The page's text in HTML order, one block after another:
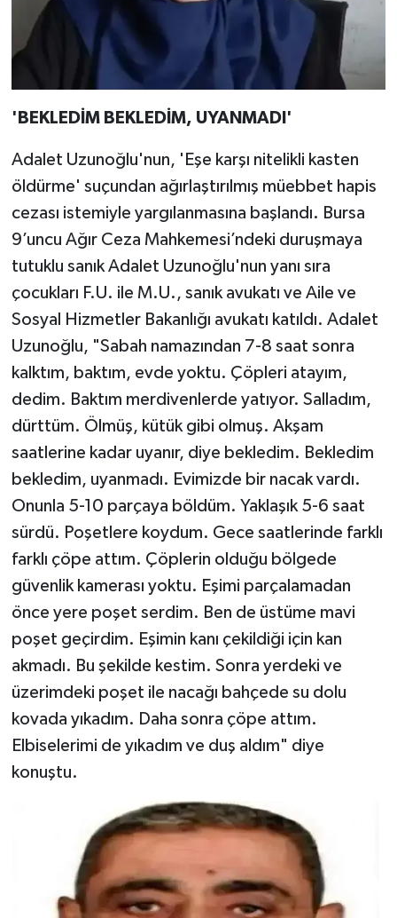
'BEKLEDİM BEKLEDİM, UYANMADI'
Adalet Uzunoğlu'nun, 'Eşe karşı nitelikli kasten
öldürme' suçundan ağırlaştırılmış müebbet hapis
cezası istemiyle yargılanmasına başlandı. Bursa
9’uncu Ağır Ceza Mahkemesi’ndeki duruşmaya
tutuklu sanık Adalet Uzunoğlu'nun yanı sıra
çocukları F.U. ile M.U., sanık avukatı ve Aile ve
Sosyal Hizmetler Bakanlığı avukatı katıldı. Adalet
Uzunoğlu, "Sabah namazından 7-8 saat sonra
kalktım, baktım, evde yoktu. Çöpleri atayım,
dedim. Baktım merdivenlerde yatıyor. Salladım,
dürttüm. Ölmüş, kütük gibi olmuş. Akşam
saatlerine kadar uyanır, diye bekledim. Bekledim
bekledim, uyanmadı. Evimizde bir nacak vardı.
Onunla 5-10 parçaya böldüm. Yaklaşık 5-6 saat
sürdü. Poşetlere koydum. Gece saatlerinde farklı
farklı çöpe attım. Çöplerin olduğu bölgede
güvenlik kamerası yoktu. Eşimi parçalamadan
önce yere poşet serdim. Ben de üstüme mavi
poşet geçirdim. Eşimin kanı çekildiği için kan
akmadı. Bu şekilde kestim. Sonra yerdeki ve
üzerimdeki poşet ile nacağı bahçede su dolu
kovada yıkadım. Daha sonra çöpe attım.
Elbiselerimi de yıkadım ve duş aldım" diye
konuştu.